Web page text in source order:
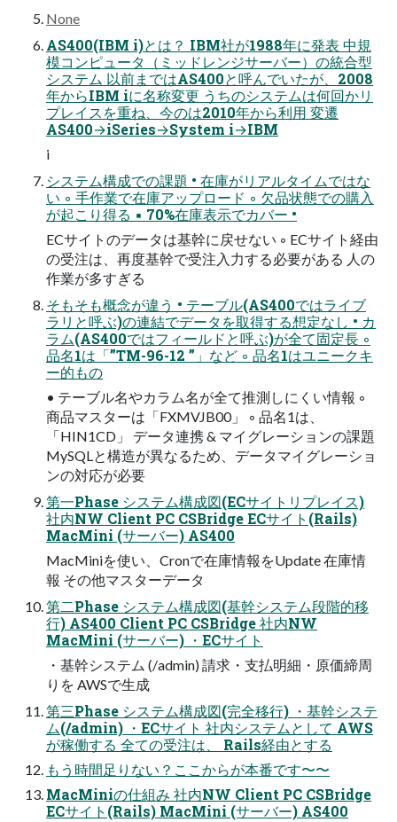
None
AS400(IBM i)とは？ IBM社が1988年に発表 中規
模コンピュータ（ミッドレンジサーバー）の統合型
システム 以前まではAS400と呼んでいたが、2008
年からIBM iに名称変更 うちのシステムは何回かリ
プレイスを重ね、今のは2010年から利用 変遷
AS400→iSeries→System i→IBM
i
システム構成での課題 • 在庫がリアルタイムではな
い ◦ 手作業で在庫アップロード ◦ 欠品状態での購入
が起こり得る ▪ 70%在庫表示でカバー •
ECサイトのデータは基幹に戻せない ◦ ECサイト経由
の受注は、再度基幹で受注入力する必要がある 人の
作業が多すぎる
そもそも概念が違う • テーブル(AS400ではライブ
ラリと呼ぶ)の連結でデータを取得する想定なし • カ
ラム(AS400ではフィールドと呼ぶ)が全て固定長 ◦
品名1は「”TM-96-12 ”」など ◦ 品名1はユニークキ
ー的もの
• テーブル名やカラム名が全て推測しにくい情報 ◦
商品マスターは「FXMVJB00」 ◦ 品名1は、
「HIN1CD」 データ連携 & マイグレーションの課題
MySQLと構造が異なるため、データマイグレーショ
ンの対応が必要
第一Phase システム構成図(ECサイトリプレイス)
社内NW Client PC CSBridge ECサイト(Rails)
MacMini (サーバー) AS400
MacMiniを使い、Cronで在庫情報をUpdate 在庫情
報 その他マスターデータ
第二Phase システム構成図(基幹システム段階的移
行) AS400 Client PC CSBridge 社内NW
MacMini (サーバー) ・ECサイト
・基幹システム (/admin) 請求・支払明細・原価締周
りを AWSで生成
第三Phase システム構成図(完全移行) ・基幹システ
ム(/admin) ・ECサイト 社内システムとして AWS
が稼働する 全ての受注は、 Rails経由とする
もう時間足りない？ここからが本番です〜〜
MacMiniの仕組み 社内NW Client PC CSBridge
ECサイト(Rails) MacMini (サーバー) AS400